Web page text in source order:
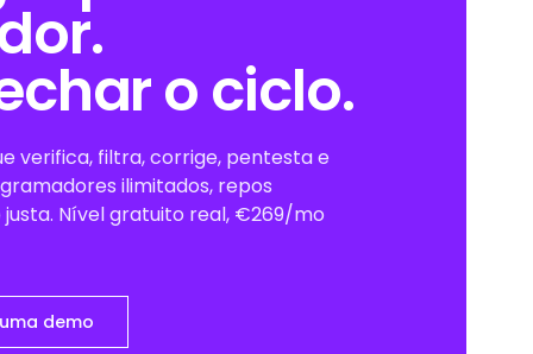
o ciclo.
verifica, filtra, corrige, pentesta e
ilimitados, repos
justa. Nível gratuito real, €269/mo
demo